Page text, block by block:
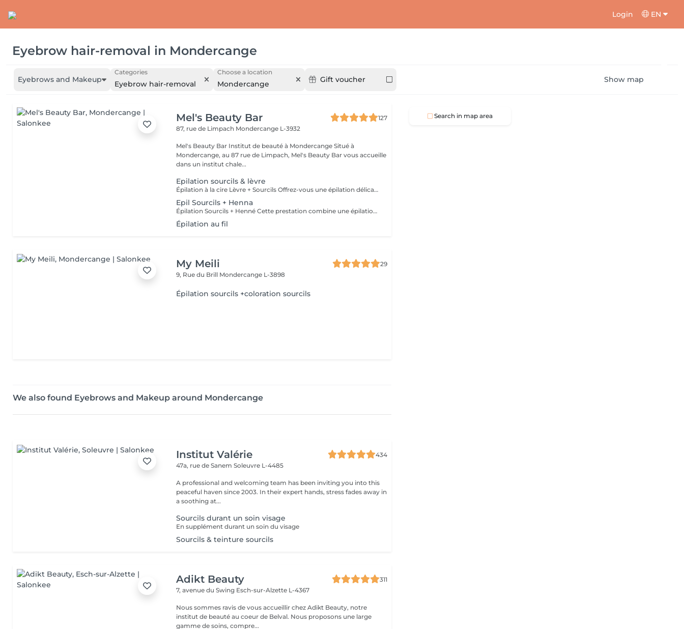
Login EN
Eyebrow hair-removal in Mondercange
Eyebrows and Makeup
Categories
Eyebrow hair-removal
Choose a location
Mondercange Gift voucher Show map
Mel's Beauty Bar
127
87, rue de Limpach Mondercange L-3932
Mel's Beauty Bar Institut de beauté à Mondercange Situé à
Mondercange, au 87 rue de Limpach, Mel's Beauty Bar vous accueille
dans un institut chale...
Epilation sourcils & lèvre
Épilation à la cire Lèvre + Sourcils Offrez-vous une épilation délicate et efficace de la lèvre et des sourcils avec notre cire à base de zinc, idéale pour les peaux sensibles. Deux types de cires sont disponibles pour répondre à vos besoins : Cire chaude : idéale pour une épilation plus rapide et efficace. Cire froide (avec ou sans bandes) : une option plus douce, parfaite pour les peaux les plus sensibles. Les deux types de cire garantissent une élimination nette des poils tout en respectant votre peau. Parfaite pour une finition précise, elle sublime vos traits et laisse votre peau douce et soyeuse.
Epil Sourcils + Henna
Épilation Sourcils + Henné Cette prestation combine une épilation précise des sourcils avec une application de henné, qui, en plus de colorer les poils, teint légèrement la peau pour un effet plus rempli et naturel. Contrairement à la teinture, le henné offre un rendu plus dense et durable, parfait pour structurer et sublimer le regard.
Épilation au fil
My Meili
29
9, Rue du Brill Mondercange L-3898
Épilation sourcils +coloration sourcils
We also found Eyebrows and Makeup around Mondercange
Institut Valérie
434
47a, rue de SanemSoleuvre L-4485
A professional and welcoming team has been inviting you into this
peaceful haven since 2003. In their expert hands, stress fades away in
a soothing at...
Sourcils durant un soin visage
En supplément durant un soin du visage
Sourcils & teinture sourcils
Adikt Beauty
311
7, avenue du Swing Esch-sur-Alzette L-4367
Nous sommes ravis de vous accueillir chez Adikt Beauty, notre
institut de beauté au coeur de Belval. Nous proposons une large
gamme de soins, compre...
Search in map area